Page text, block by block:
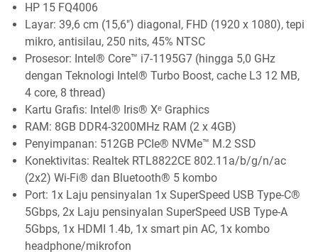
HP 15 FQ4006
Layar: 39,6 cm (15,6") diagonal, FHD (1920 x 1080), tepi
mikro, antisilau, 250 nits, 45% NTSC
Prosesor: Intel® Core™ i7-1195G7 (hingga 5,0 GHz
dengan Teknologi Intel® Turbo Boost, cache L3 12 MB,
4 core, 8 thread)
Kartu Grafis: Intel® Iris® Xᵉ Graphics
RAM: 8GB DDR4-3200MHz RAM (2 x 4GB)
Penyimpanan: 512GB PCIe® NVMe™ M.2 SSD
Konektivitas: Realtek RTL8822CE 802.11a/b/g/n/ac
(2x2) Wi-Fi® dan Bluetooth® 5 kombo
Port: 1x Laju pensinyalan 1x SuperSpeed ​​​​USB Type-C®
5Gbps, 2x Laju pensinyalan SuperSpeed ​​USB Type-A
5Gbps, 1x HDMI 1.4b, 1x smart pin AC, 1x kombo
headphone/mikrofon